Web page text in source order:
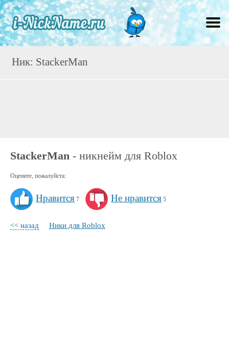
Ник: StackerMan
StackerMan - никнейм для Roblox
Оцените, пожалуйста:
Нравится 7 Не нравится 5
<< назад Ники для Roblox